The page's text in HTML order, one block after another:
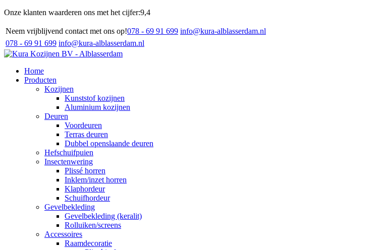
Onze klanten waarderen ons met het cijfer:9,4
Neem vrijblijvend contact met ons op!078 - 69 91 699 info@kura-alblasserdam.nl
078 - 69 91 699 info@kura-alblasserdam.nl
Home
Producten
Kozijnen
Kunststof kozijnen
Aluminium kozijnen
Deuren
Voordeuren
Terras deuren
Dubbel openslaande deuren
Hefschuifpuien
Insectenwering
Plissé horren
Inklem/inzet horren
Klaphordeur
Schuifhordeur
Gevelbekleding
Gevelbekleding (keralit)
Rolluiken/screens
Accessoires
Raamdecoratie